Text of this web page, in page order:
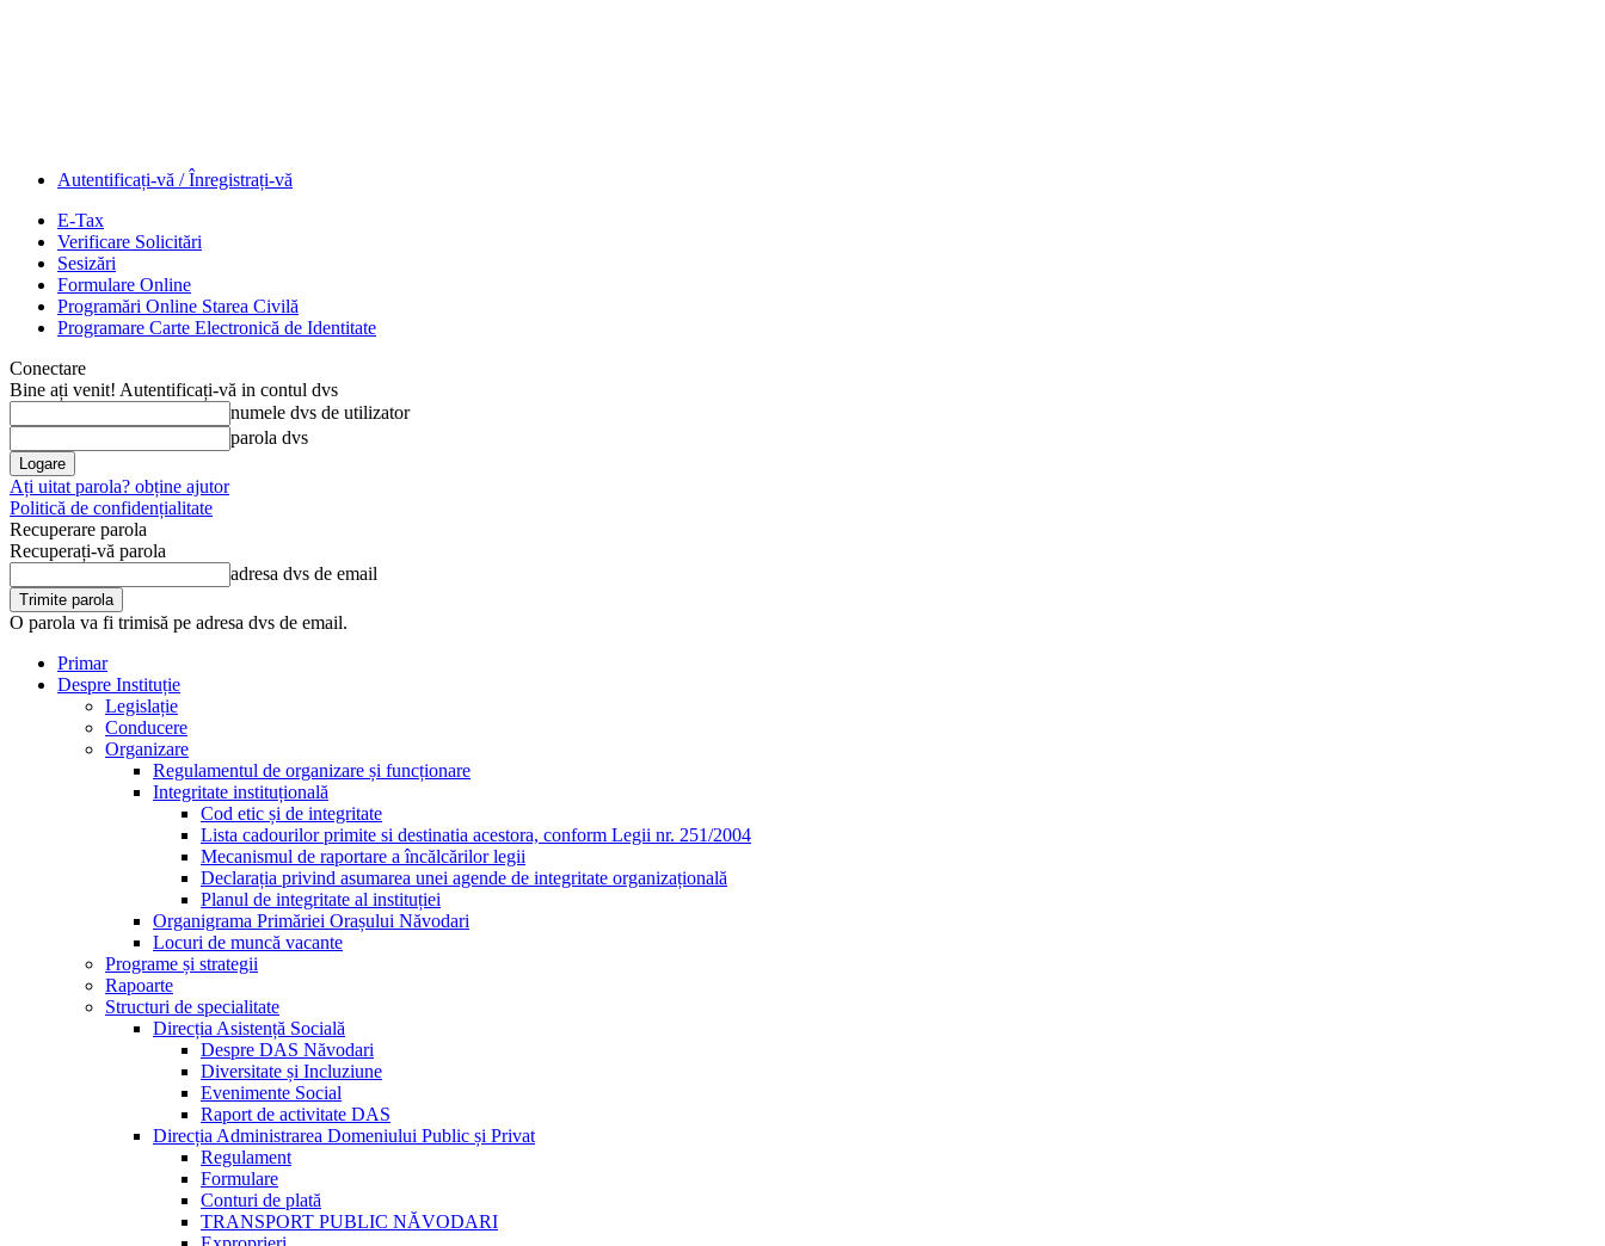
Autentificați-vă / Înregistrați-vă
E-Tax
Verificare Solicitări
Sesizări
Formulare Online
Programări Online Starea Civilă
Programare Carte Electronică de Identitate
Conectare
Bine ați venit! Autentificați-vă in contul dvs
numele dvs de utilizator
parola dvs
Ați uitat parola? obține ajutor
Politică de confidențialitate
Recuperare parola
Recuperați-vă parola
adresa dvs de email
O parola va fi trimisă pe adresa dvs de email.
Primar
Despre Instituție
Legislație
Conducere
Organizare
Regulamentul de organizare și funcționare
Integritate instituțională
Cod etic și de integritate
Lista cadourilor primite si destinatia acestora, conform Legii nr. 251/2004
Mecanismul de raportare a încălcărilor legii
Declarația privind asumarea unei agende de integritate organizațională
Planul de integritate al instituției
Organigrama Primăriei Orașului Năvodari
Locuri de muncă vacante
Programe și strategii
Rapoarte
Structuri de specialitate
Direcția Asistență Socială
Despre DAS Năvodari
Diversitate și Incluziune
Evenimente Social
Raport de activitate DAS
Direcția Administrarea Domeniului Public și Privat
Regulament
Formulare
Conturi de plată
TRANSPORT PUBLIC NĂVODARI